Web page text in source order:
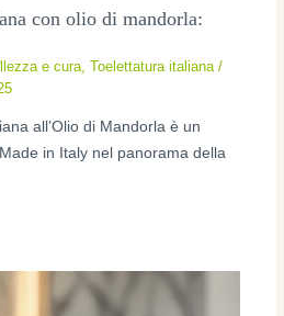
con olio di mandorla:
e cura ,Toelettatura italiana /
all’Olio di Mandorla è un
in Italy nel panorama della